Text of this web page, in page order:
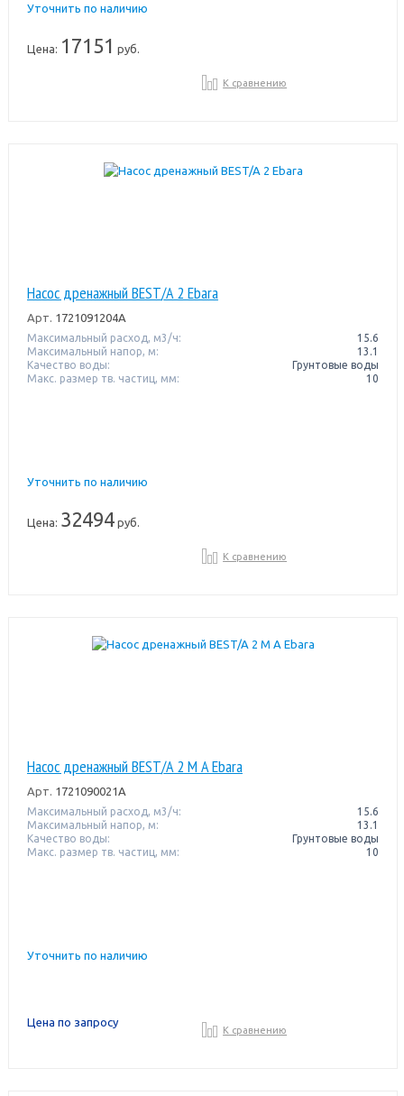
Уточнить по наличию
Цена: 17151 руб.
К сравнению
Насос дренажный BEST/A 2 Ebara
Арт. 1721091204A
Максимальный расход, м3/ч:
15.6
Максимальный напор, м:
13.1
Качество воды:
Грунтовые воды
Макс. размер тв. частиц, мм:
10
Уточнить по наличию
Цена: 32494руб.
К сравнению
Насос дренажный BEST/A 2 M A Ebara
Арт. 1721090021A
Максимальный расход, м3/ч:
15.6
Максимальный напор, м:
13.1
Качество воды:
Грунтовые воды
Макс. размер тв. частиц, мм:
10
Уточнить по наличию
Цена по запросу
К сравнению